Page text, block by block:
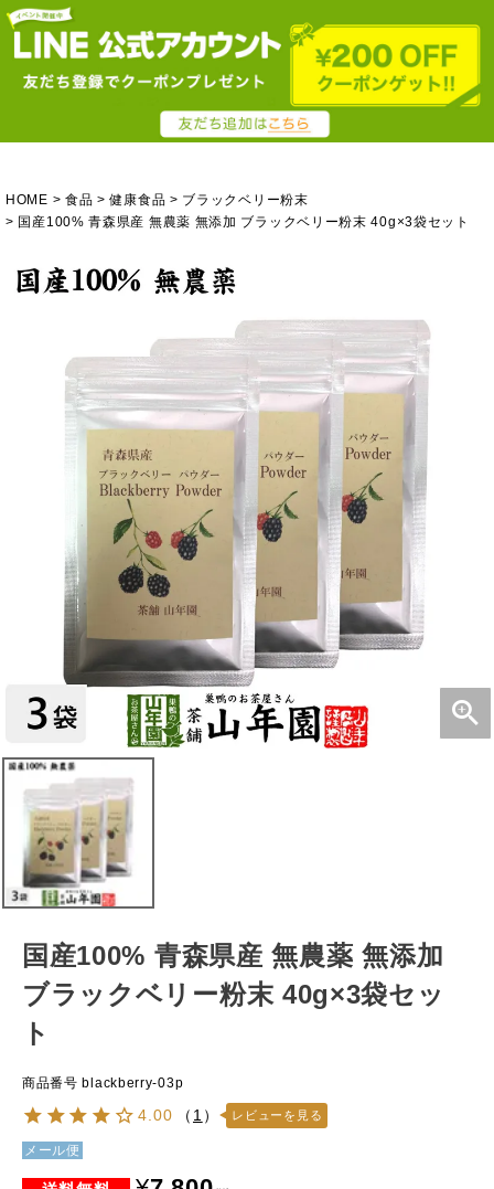
HOME 食品 健康食品
ブラックベリー粉末
国産100% 青森県産 無農薬 無添加 ブラックベリー粉末 40g×3袋セット
国産100% 青森県産 無農薬 無添加
ブラックベリー粉末 40g×3袋セッ
ト
商品番号 blackberry-03p
4.00 （ 1 ） レビューを見る
メール便